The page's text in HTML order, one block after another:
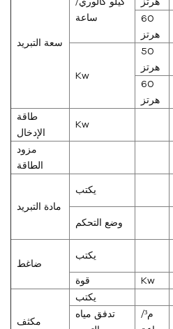
سعة التبريد
ساعة
60
هرتز
Kw
50
هرتز
60
هرتز
طاقة
الإدخال
Kw
مزود
الطاقة
مادة التبريد
يكتب
وضع التحكم
ضاغط
يكتب
قوة
Kw
مكثف
يكتب
تدفق مياه
م³/